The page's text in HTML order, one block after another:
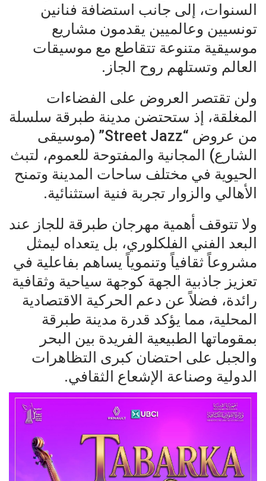
السنوات، إلى جانب استضافة فنانين
تونسيين وعالميين يقدمون مشاريع
موسيقية متنوعة تتقاطع مع موسيقات
العالم وتستلهم روح الجاز.
ولن تقتصر العروض على الفضاءات
المغلقة، إذ ستحتضن مدينة طبرقة سلسلة
من عروض “Street Jazz” (موسيقى
الشارع) المجانية والمفتوحة للعموم، لتبث
الحيوية في مختلف ساحات المدينة وتمنح
الأهالي والزوار تجربة فنية استثنائية.
ولا تتوقف أهمية مهرجان طبرقة للجاز عند
البعد الفني الفلكلوري، بل يتعداه ليمثل
مشروعاً ثقافياً وتنموياً يساهم بفاعلية في
تعزيز جاذبية الجهة كوجهة سياحية وثقافية
رائدة، فضلاً عن دعم الحركية الاقتصادية
المحلية، مما يؤكد قدرة مدينة طبرقة
بمقوماتها الطبيعية الفريدة بين البحر
والجبل على احتضان كبرى التظاهرات
الدولية وصناعة الإشعاع الثقافي.